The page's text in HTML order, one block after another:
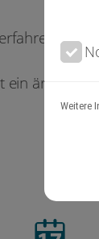
Weitere
wird
ein